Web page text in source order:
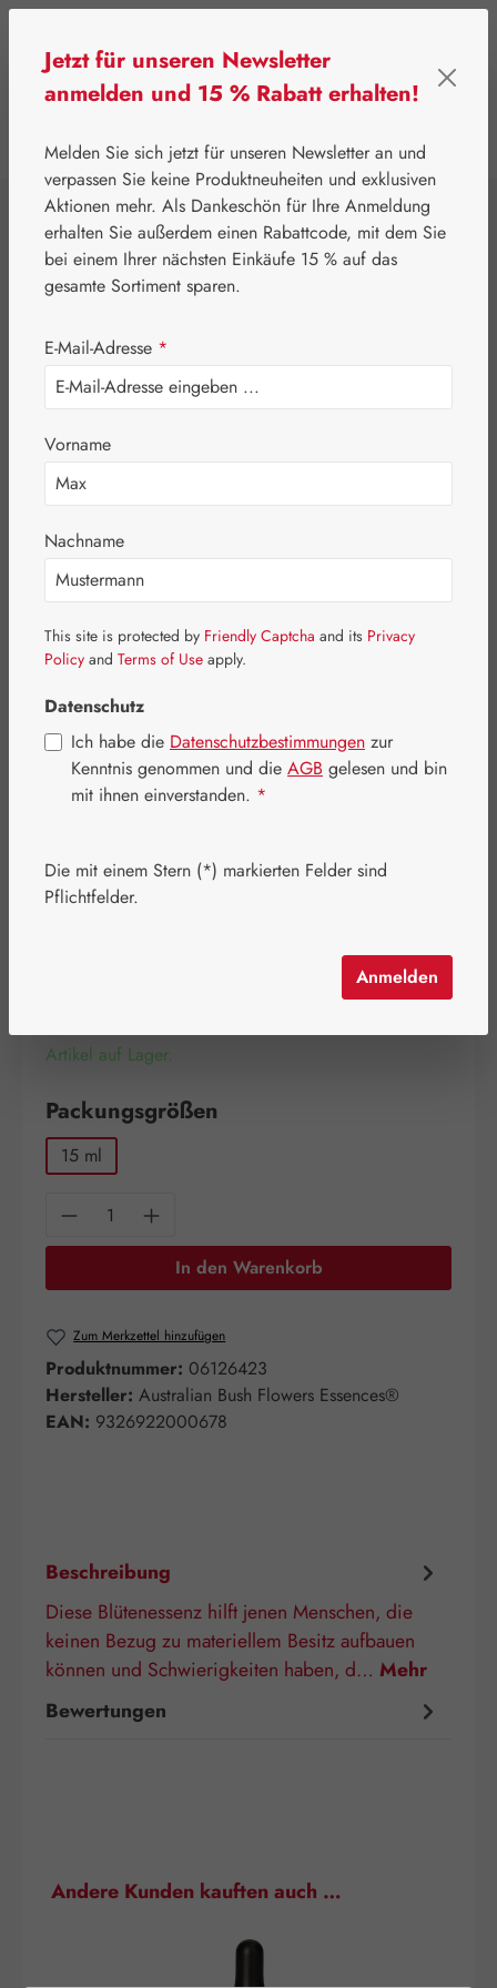
⌂ Leitner Lifecare
Blütenessenzen
Australian Bush Flowers Essences®
Cristmas Bell
Tropfen
Bildergalerie überspringen
Artikel auf Lager.
Packungsgrößen
15 ml
Produkt Anzahl: Gib den gewünschten
In den Warenkorb
Zum Merkzettel hinzufügen
Produktnummer: 06126423
Hersteller: Australian Bush Flowers Essences®
EAN: 9326922000678
Beschreibung
Diese Blütenessenz hilft jenen Menschen, die
keinen Bezug zu materiellem Besitz aufbauen
können und Schwierigkeiten haben, d… Mehr
Bewertungen
Produktgalerie überspringen
Andere Kunden kauften auch …
Jetzt für unseren Newsletter
anmelden und 15 % Rabatt erhalten!
Melden Sie sich jetzt für unseren Newsletter an und
verpassen Sie keine Produktneuheiten und exklusiven
Aktionen mehr. Als Dankeschön für Ihre Anmeldung
erhalten Sie außerdem einen Rabattcode, mit dem Sie
bei einem Ihrer nächsten Einkäufe 15 % auf das
gesamte Sortiment sparen.
E-Mail-Adresse *
Vorname
Nachname
This site is protected by Friendly Captcha and its Privacy
Policy and Terms of Use apply.
Datenschutz
Ich habe die Datenschutzbestimmungen zur
Kenntnis genommen und die AGB gelesen und bin
mit ihnen einverstanden. *
Die mit einem Stern (*) markierten Felder sind
Pflichtfelder.
Anmelden